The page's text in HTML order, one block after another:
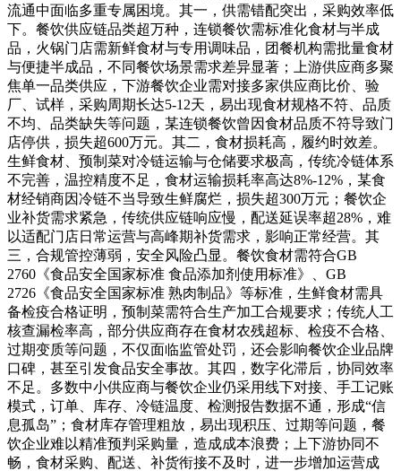
流通中面临多重专属困境。其一，供需错配突出，采购效率低
下。餐饮供应链品类超万种，连锁餐饮需标准化食材与半成
品，火锅门店需新鲜食材与专用调味品，团餐机构需批量食材
与便捷半成品，不同餐饮场景需求差异显著；上游供应商多聚
焦单一品类供应，下游餐饮企业需对接多家供应商比价、验
厂、试样，采购周期长达5-12天，易出现食材规格不符、品质
不均、品类缺失等问题，某连锁餐饮曾因食材品质不符导致门
店停供，损失超600万元。其二，食材损耗高，履约时效差。
生鲜食材、预制菜对冷链运输与仓储要求极高，传统冷链体系
不完善，温控精度不足，食材运输损耗率高达8%-12%，某食
材经销商因冷链不当导致生鲜腐烂，损失超300万元；餐饮企
业补货需求紧急，传统供应链响应慢，配送延误率超28%，难
以适配门店日常运营与高峰期补货需求，影响正常经营。其
三，合规管控薄弱，安全风险凸显。餐饮食材需符合GB
2760《食品安全国家标准 食品添加剂使用标准》、GB
2726《食品安全国家标准 熟肉制品》等标准，生鲜食材需具
备检疫合格证明，预制菜需符合生产加工合规要求；传统人工
核查漏检率高，部分供应商存在食材农残超标、检疫不合格、
过期变质等问题，不仅面临监管处罚，还会影响餐饮企业品牌
口碑，甚至引发食品安全事故。其四，数字化滞后，协同效率
不足。多数中小供应商与餐饮企业仍采用线下对接、手工记账
模式，订单、库存、冷链温度、检测报告数据不通，形成“信
息孤岛”；食材库存管理粗放，易出现积压、过期等问题，餐
饮企业难以精准预判采购量，造成成本浪费；上下游协同不
畅，食材采购、配送、补货衔接不及时，进一步增加运营成